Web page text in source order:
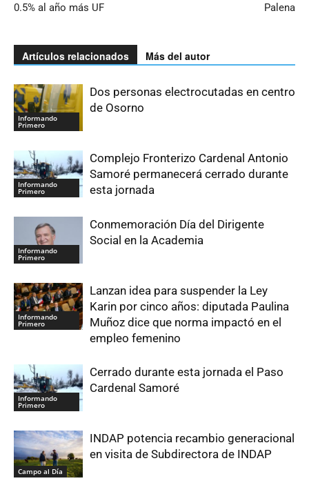
0.5% al año más UF
Palena
Artículos relacionados Más del autor
Informando
Primero
Dos personas electrocutadas en centro
de Osorno
Informando
Primero
Complejo Fronterizo Cardenal Antonio
Samoré permanecerá cerrado durante
esta jornada
Informando
Primero
Conmemoración Día del Dirigente
Social en la Academia
Informando
Primero
Lanzan idea para suspender la Ley
Karin por cinco años: diputada Paulina
Muñoz dice que norma impactó en el
empleo femenino
Informando
Primero
Cerrado durante esta jornada el Paso
Cardenal Samoré
Campo al Día
INDAP potencia recambio generacional
en visita de Subdirectora de INDAP